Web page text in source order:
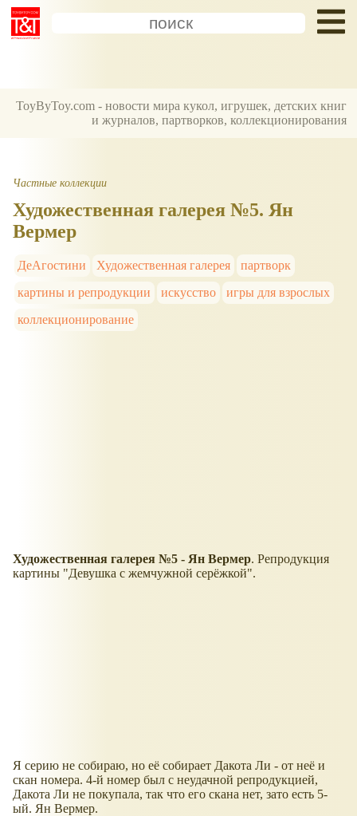
ToyByToy.com - новости мира кукол, игрушек, детских книг
и журналов, партворков, коллекционирования
Частные коллекции
Художественная галерея №5. Ян
Вермер
ДеАгостини Художественная галерея
партворк
картины и репродукции
искусство
игры для взрослых
коллекционирование
Художественная галерея №5 - Ян Вермер. Репродукция
картины "Девушка с жемчужной серёжкой".
Я серию не собираю, но её собирает Дакота Ли - от неё и
скан номера. 4-й номер был с неудачной репродукцией,
Дакота Ли не покупала, так что его скана нет, зато есть 5-
ый. Ян Вермер.